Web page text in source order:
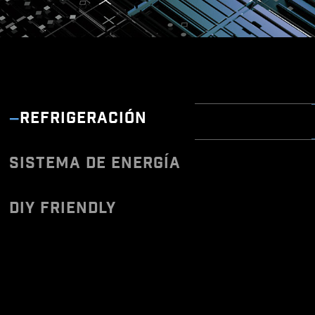
REFRIGERACIÓN
SISTEMA DE ENERGÍA
DIY FRIENDLY
BIOS y software
Una vez conectado
adecuados, que